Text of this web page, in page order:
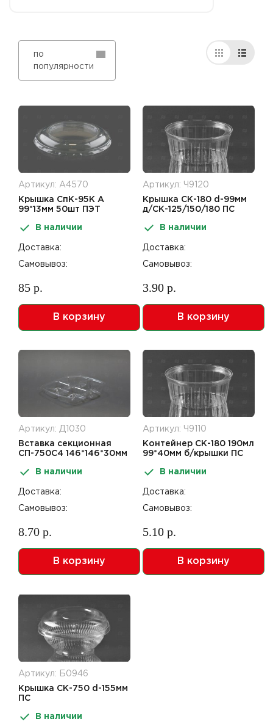
по
популярности
Артикул: А4570
Крышка СпК-95К А
99*13мм 50шт ПЭТ
В наличии
Доставка:
Самовывоз:
85 р.
В корзину
Артикул: Ч9120
Крышка СК-180 d-99мм
д/СК-125/150/180 ПС
В наличии
Доставка:
Самовывоз:
3.90 р.
В корзину
Артикул: Д1030
Вставка секционная
СП-750С4 146*146*30мм
В наличии
Доставка:
Самовывоз:
8.70 р.
В корзину
Артикул: Ч9110
Контейнер СК-180 190мл
99*40мм б/крышки ПС
В наличии
Доставка:
Самовывоз:
5.10 р.
В корзину
Артикул: Б0946
Крышка СК-750 d-155мм
ПС
В наличии